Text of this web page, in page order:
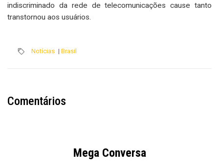
indiscriminado da rede de telecomunicações cause tanto
transtornou aos usuários.
Notícias | Brasil
Comentários
Mega Conversa